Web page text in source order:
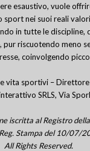
esaustivo, vuole
nei suoi reali
in tutte le discipline,
pur riscuotendo meno
coinvolgendo
vita sportivi – Direttore
SRLS, Via
iscritta al Registro
Stampa del 10/07/
All Rights Reserved.